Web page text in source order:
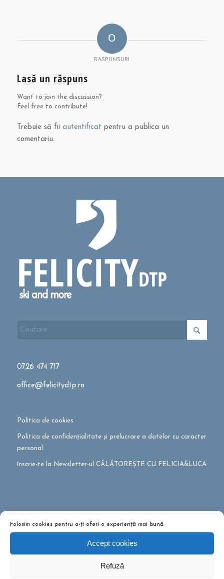
Folosim cookies pentru a-ți oferi o experiență mai bună.
Accept cookies
Refuză
0
RASPUNSURI
Lasă un răspuns
Want to join the discussion?
Feel free to contribute!
Trebuie să fii autentificat pentru a publica un
comentariu.
0726 474 717
office@felicitydtp.ro
Politica de cookies
Politica de confidențialitate și prelucrare a datelor cu caracter
personal
înscrie-te la Newsletter-ul CĂLĂTOREȘTE CU FELICIA&LUCA
NOUTĂȚI ȘI ARTICOLE
Tabere pentru copii? Sunt bune sau?
Cum te pregătești pentru drumeție?